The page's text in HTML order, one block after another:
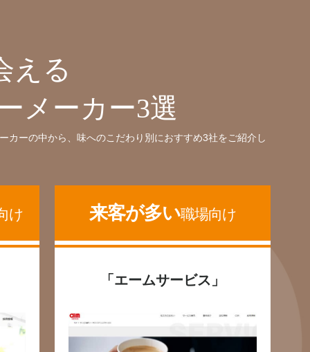
える
メーカー3選
カーの中から、味へのこだわり別におすすめ3社をご紹介し
け 来客が多い職場向け
「エームサービス」